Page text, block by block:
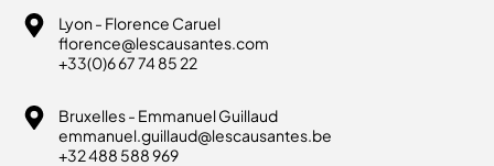
Lyon - Florence Caruel
florence@lescausantes.com
+33(0)6 67 74 85 22
Bruxelles - Emmanuel Guillaud
emmanuel.guillaud@lescausantes.be
+32 488 588 969